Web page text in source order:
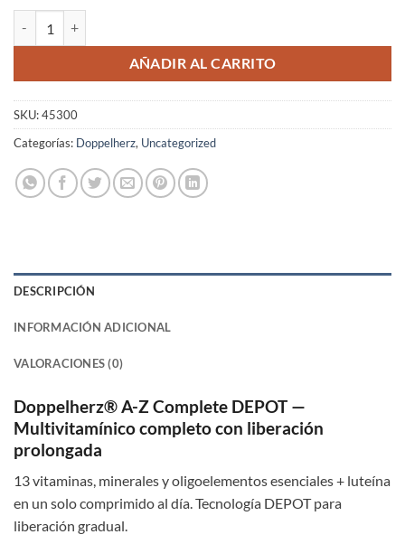
AÑADIR AL CARRITO
SKU:45300
Categorías: Doppelherz, Uncategorized
DESCRIPCIÓN
INFORMACIÓN ADICIONAL
VALORACIONES (0)
Doppelherz® A-Z Complete DEPOT —
Multivitamínico completo con liberación
prolongada
13 vitaminas, minerales y oligoelementos esenciales + luteína
en un solo comprimido al día. Tecnología DEPOT para
liberación gradual.